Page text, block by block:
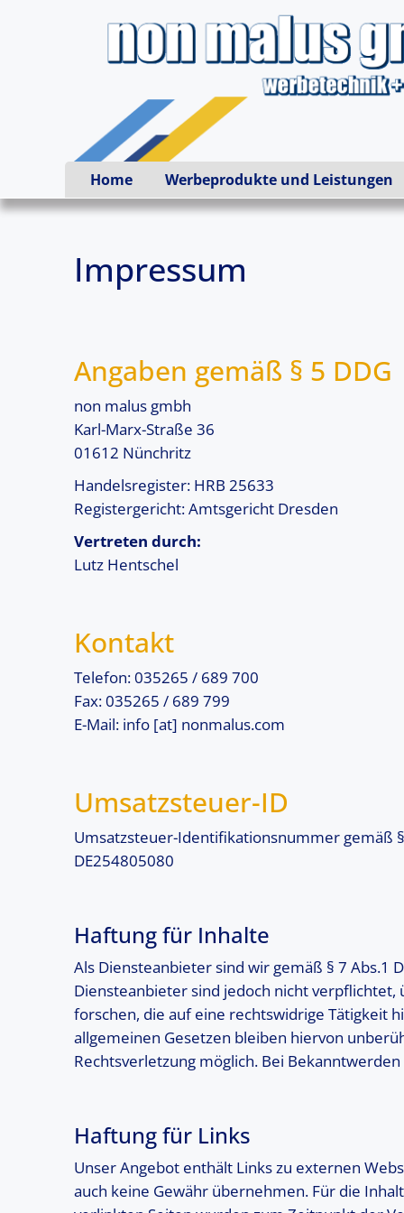
Home Werbeprodukte und Leistungen
Impressum
Angaben gemäß § 5 DDG
non malus gmbh
Karl-Marx-Straße 36
01612 Nünchritz
Handelsregister: HRB 25633
Registergericht: Amtsgericht Dresden
Vertreten durch:
Lutz Hentschel
Kontakt
Telefon: 035265 / 689 700
Fax: 035265 / 689 799
E-Mail: info [at] nonmalus.com
Umsatzsteuer-ID
Umsatzsteuer-Identifikationsnummer gemäß
DE254805080
Haftung für Inhalte
Als Diensteanbieter sind wir gemäß § 7 Abs.1
Diensteanbieter sind jedoch nicht
forschen, die auf eine rechtswidrige Tätigkeit
allgemeinen Gesetzen bleiben hiervon
Rechtsverletzung möglich. Bei
Haftung für Links
Unser Angebot enthält Links zu externen
auch keine Gewähr übernehmen. Für die